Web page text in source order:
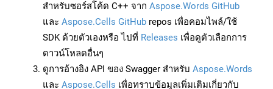
สำหรับซอร์สโค้ด C++ จาก Aspose.Words GitHub
และ Aspose.Cells GitHub repos เพื่อคอมไพล์/ใช้
SDK ด้วยตัวเองหรือ ไปที่ Releases เพื่อดูตัวเลือกการ
ดาวน์โหลดอื่นๆ
ดูการอ้างอิง API ของ Swagger สำหรับ Aspose.Words
และ Aspose.Cells เพื่อทราบข้อมูลเพิ่มเติมเกี่ยวกับ